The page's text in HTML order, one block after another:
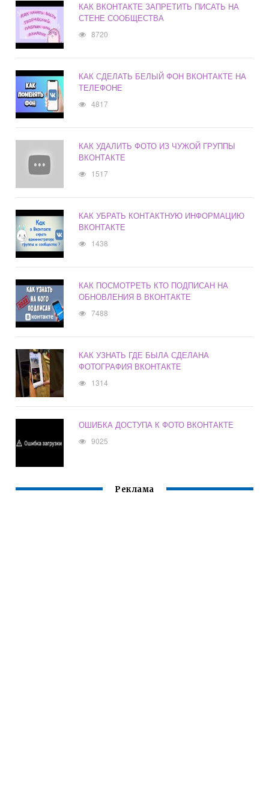
КАК ВКОНТАКТЕ ЗАПРЕТИТЬ ПИСАТЬ НА
СТЕНЕ СООБЩЕСТВА
8720
КАК СДЕЛАТЬ БЕЛЫЙ ФОН ВКОНТАКТЕ НА
ТЕЛЕФОНЕ
4817
КАК УДАЛИТЬ ФОТО ИЗ ЧУЖОЙ ГРУППЫ
ВКОНТАКТЕ
1517
КАК УБРАТЬ КОНТАКТНУЮ ИНФОРМАЦИЮ
ВКОНТАКТЕ
1438
КАК ПОСМОТРЕТЬ КТО ПОДПИСАН НА
ОБНОВЛЕНИЯ В ВКОНТАКТЕ
7488
КАК УЗНАТЬ ГДЕ БЫЛА СДЕЛАНА
ФОТОГРАФИЯ ВКОНТАКТЕ
1314
ОШИБКА ДОСТУПА К ФОТО ВКОНТАКТЕ
9025
Реклама